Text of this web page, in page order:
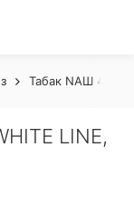
Табак NАШ 40гр
LINE,